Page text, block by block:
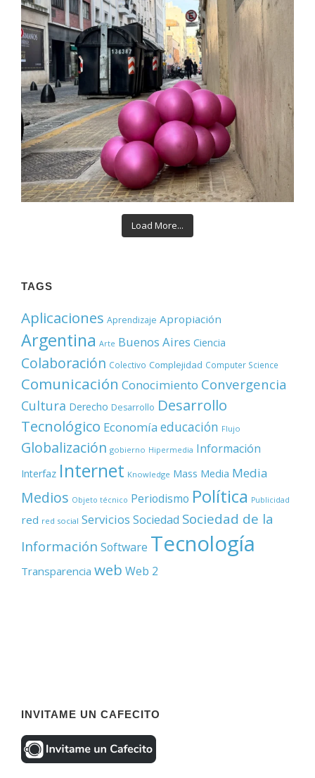
Load More...
TAGS
Aplicaciones Aprendizaje Apropiación
Argentina Arte Buenos Aires Ciencia
Colaboración Colectivo Complejidad Computer Science
Comunicación Conocimiento Convergencia
Cultura Derecho Desarrollo Desarrollo
Tecnológico Economía educación Flujo
Globalización gobierno Hipermedia Información
Interfaz Internet Knowledge Mass Media Media
Medios Objeto técnico Periodismo Política Publicidad
red red social Servicios Sociedad Sociedad de la
Información Software Tecnología
Transparencia web Web 2
INVITAME UN CAFECITO